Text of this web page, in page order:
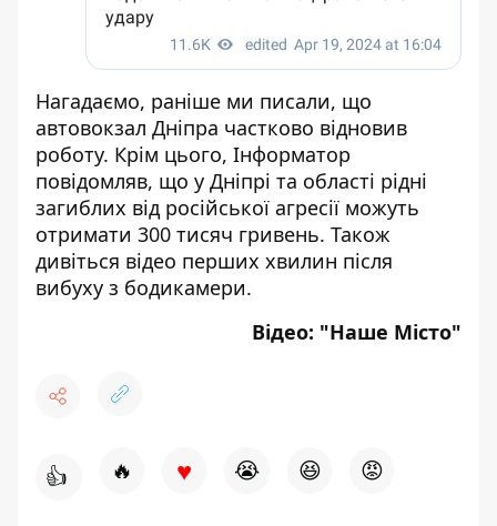
Нагадаємо, раніше ми писали, що
автовокзал Дніпра частково відновив
роботу. Крім цього, Інформатор
повідомляв, що у Дніпрі та області рідні
загиблих від російської агресії можуть
отримати 300 тисяч гривень. Також
дивіться відео перших хвилин після
вибуху з бодикамери.
Відео: "Наше Місто"
👍 🔥 ♥ 😭 😆 😡